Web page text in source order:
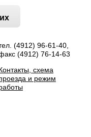
(4912) 96-61-40,
(4912) 76-14-63
схема
и режим